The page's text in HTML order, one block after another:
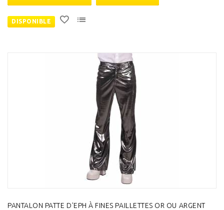
DISPONIBLE
PANTALON PATTE D'EPH À FINES PAILLETTES OR OU ARGENT